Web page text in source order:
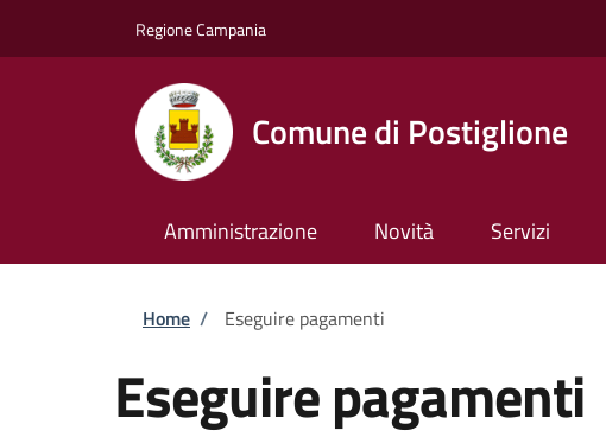
Regione Campania
Comune di Postiglione
Amministrazione Novità Servizi
Briciole di pane
Home / Eseguire pagamenti
Eseguire pagamenti